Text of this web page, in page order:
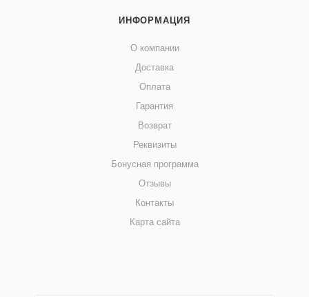
ИНФОРМАЦИЯ
О компании
Доставка
Оплата
Гарантия
Возврат
Реквизиты
Бонусная программа
Отзывы
Контакты
Карта сайта